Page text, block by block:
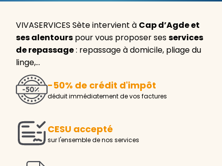
VIVASERVICES Sète intervient à Cap d’Agde et
ses alentours pour vous proposer sesservices
de repassage: repassage à domicile, pliage du
linge,…
-50% de crédit d'impôt
déduit immédiatement de vos factures
CESU accepté
sur l'ensemble de nos services